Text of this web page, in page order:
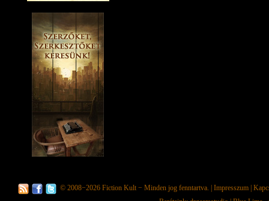
© 2008−2026 Fiction Kult − Minden jog fenntartva. | Impresszum